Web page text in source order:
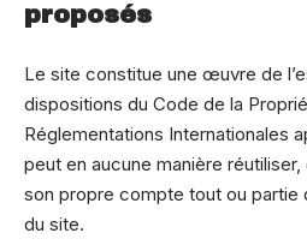
proposés
Le site constitue une œuvre de
dispositions du Code de la
Réglementations Internationales
peut en aucune manière
son propre compte tout ou partie
du site.